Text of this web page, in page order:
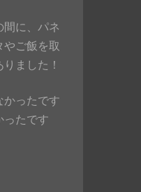
間に、パネ
やご飯を取
ました！
かったです
ったです